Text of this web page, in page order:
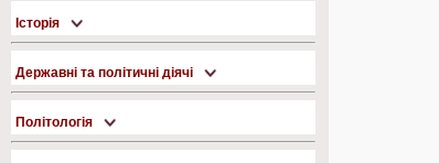
Історія
Державні та політичні діячі
Політологія